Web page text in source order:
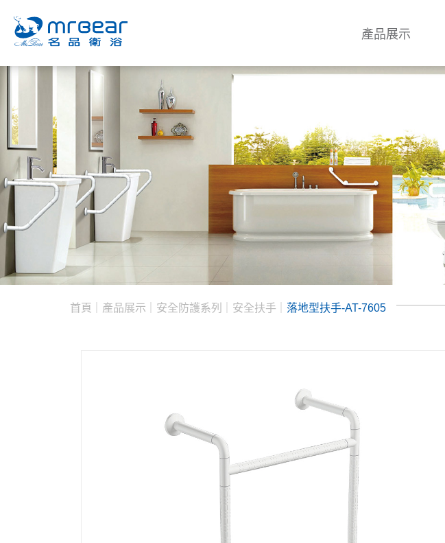
產品展示
首頁 產品展示 安全防護系列 安全扶手 落地型扶手-AT-7605